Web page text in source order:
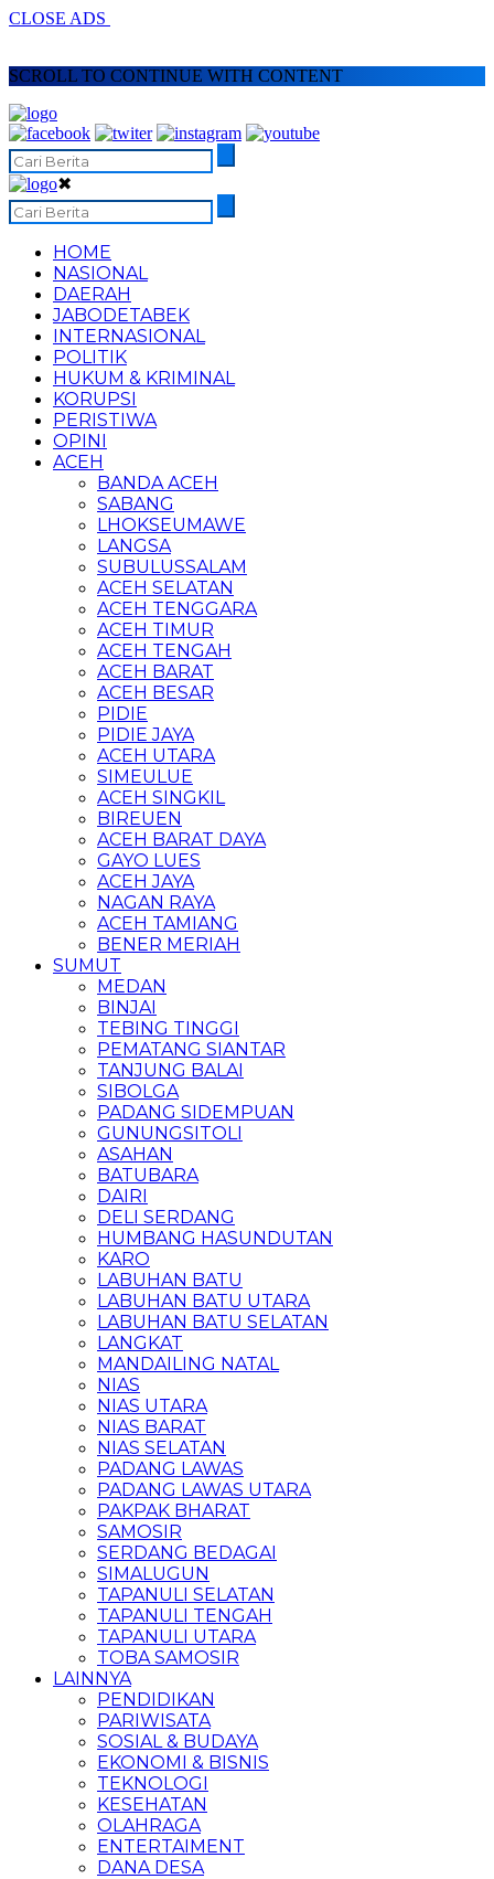
CLOSE ADS
SCROLL TO CONTINUE WITH CONTENT
✖
HOME
NASIONAL
DAERAH
JABODETABEK
INTERNASIONAL
POLITIK
HUKUM & KRIMINAL
KORUPSI
PERISTIWA
OPINI
ACEH
BANDA ACEH
SABANG
LHOKSEUMAWE
LANGSA
SUBULUSSALAM
ACEH SELATAN
ACEH TENGGARA
ACEH TIMUR
ACEH TENGAH
ACEH BARAT
ACEH BESAR
PIDIE
PIDIE JAYA
ACEH UTARA
SIMEULUE
ACEH SINGKIL
BIREUEN
ACEH BARAT DAYA
GAYO LUES
ACEH JAYA
NAGAN RAYA
ACEH TAMIANG
BENER MERIAH
SUMUT
MEDAN
BINJAI
TEBING TINGGI
PEMATANG SIANTAR
TANJUNG BALAI
SIBOLGA
PADANG SIDEMPUAN
GUNUNGSITOLI
ASAHAN
BATUBARA
DAIRI
DELI SERDANG
HUMBANG HASUNDUTAN
KARO
LABUHAN BATU
LABUHAN BATU UTARA
LABUHAN BATU SELATAN
LANGKAT
MANDAILING NATAL
NIAS
NIAS UTARA
NIAS BARAT
NIAS SELATAN
PADANG LAWAS
PADANG LAWAS UTARA
PAKPAK BHARAT
SAMOSIR
SERDANG BEDAGAI
SIMALUGUN
TAPANULI SELATAN
TAPANULI TENGAH
TAPANULI UTARA
TOBA SAMOSIR
LAINNYA
PENDIDIKAN
PARIWISATA
SOSIAL & BUDAYA
EKONOMI & BISNIS
TEKNOLOGI
KESEHATAN
OLAHRAGA
ENTERTAIMENT
DANA DESA